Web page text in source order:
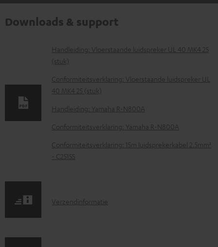
Downloads & support
D
o
w
n
l
o
d
Handleiding: Vloerstaande luidspreker UL 40 MK4 25
(stuk)
Conformiteitsverklaring: Vloerstaande luidspreker UL
40 MK4 25 (stuk)
Handleiding: Yamaha R-N800A
Conformiteitsverklaring: Yamaha R-N800A
Conformiteitsverklaring: 15m luidsprekerkabel 2.5mm²
- C2515S
V
Verzendinformatie